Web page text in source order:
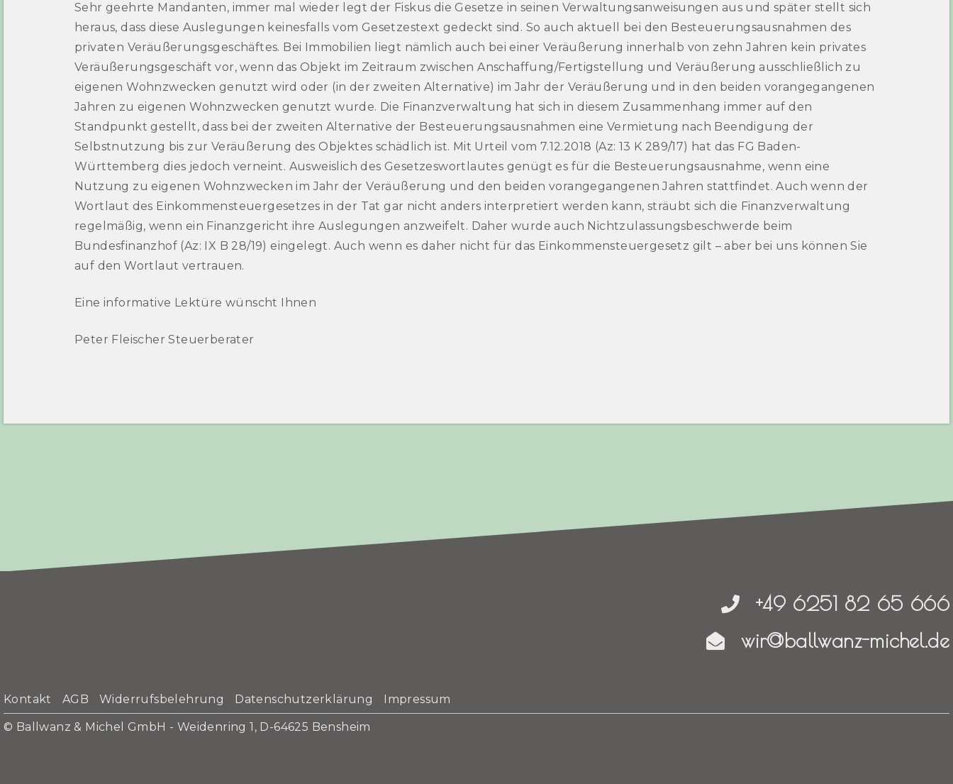
Sehr geehrte Mandanten, immer mal wieder legt der Fiskus die Gesetze in seinen Verwaltungsanweisungen aus und später stellt sich
heraus, dass diese Auslegungen keinesfalls vom Gesetzestext gedeckt sind. So auch aktuell bei den Besteuerungsausnahmen des
privaten Veräußerungsgeschäftes. Bei Immobilien liegt nämlich auch bei einer Veräußerung innerhalb von zehn Jahren kein privates
Veräußerungsgeschäft vor, wenn das Objekt im Zeitraum zwischen Anschaffung/Fertigstellung und Veräußerung ausschließlich zu
eigenen Wohnzwecken genutzt wird oder (in der zweiten Alternative) im Jahr der Veräußerung und in den beiden vorangegangenen
Jahren zu eigenen Wohnzwecken genutzt wurde. Die Finanzverwaltung hat sich in diesem Zusammenhang immer auf den
Standpunkt gestellt, dass bei der zweiten Alternative der Besteuerungsausnahmen eine Vermietung nach Beendigung der
Selbstnutzung bis zur Veräußerung des Objektes schädlich ist. Mit Urteil vom 7.12.2018 (Az: 13 K 289/17) hat das FG Baden-
Württemberg dies jedoch verneint. Ausweislich des Gesetzeswortlautes genügt es für die Besteuerungsausnahme, wenn eine
Nutzung zu eigenen Wohnzwecken im Jahr der Veräußerung und den beiden vorangegangenen Jahren stattfindet. Auch wenn der
Wortlaut des Einkommensteuergesetzes in der Tat gar nicht anders interpretiert werden kann, sträubt sich die Finanzverwaltung
regelmäßig, wenn ein Finanzgericht ihre Auslegungen anzweifelt. Daher wurde auch Nichtzulassungsbeschwerde beim
Bundesfinanzhof (Az: IX B 28/19) eingelegt. Auch wenn es daher nicht für das Einkommensteuergesetz gilt – aber bei uns können Sie
auf den Wortlaut vertrauen.
Eine informative Lektüre wünscht Ihnen
Peter Fleischer Steuerberater
+49 6251 82 65 666
wir@ballwanz-michel.de
Kontakt AGB Widerrufsbelehrung Datenschutzerklärung Impressum
© Ballwanz & Michel GmbH - Weidenring 1, D-64625 Bensheim